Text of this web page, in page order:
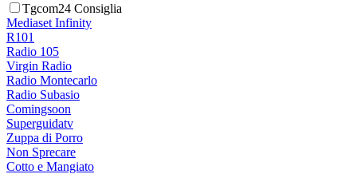
Tgcom24 Consiglia
Mediaset Infinity
R101
Radio 105
Virgin Radio
Radio Montecarlo
Radio Subasio
Comingsoon
Superguidatv
Zuppa di Porro
Non Sprecare
Cotto e Mangiato